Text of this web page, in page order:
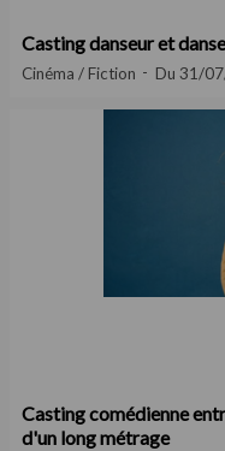
Casting danseur et
Cinéma / Fiction Du 31/
Casting comédienne
d'un long métrage